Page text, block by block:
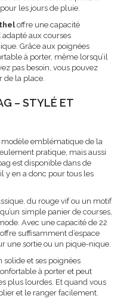
les jours de pluie.
offre une capacité
adapté aux courses
Grâce aux poignées
à porter, même lorsqu’il
pas besoin, vous pouvez
de la place.
– STYLÉ ET
modèle emblématique de la
pratique, mais aussi
est disponible dans de
y en a donc pour tous les
du rouge vif ou un motif
simple panier de courses,
Avec une capacité de 22
offre suffisamment d’espace
une sortie ou un pique-nique.
et ses poignées
à porter et peut
plus lourdes. Et quand vous
et le ranger facilement.